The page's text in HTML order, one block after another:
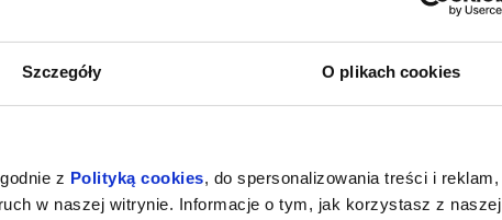
Szczegóły O plikach cookies
z Polityką cookies, do spersonalizowania treści i reklam,
w naszej witrynie. Informacje o tym, jak korzystasz z naszej
kup bilet
kup bilet